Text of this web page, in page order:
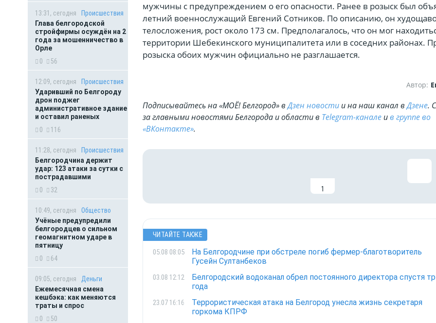
13:31, сегодня
Происшествия
Глава белгородской
стройфирмы осуждён на 2
года за мошенничество в
Орле
0
56
12:09, сегодня
Происшествия
Ударивший по Белгороду
дрон поджег
административное здание
и оставил раненых
0
116
11:28, сегодня
Происшествия
Белгородчина держит
удар: 123 атаки за сутки с
пострадавшими
0
32
10:49, сегодня
Общество
Учёные предупредили
белгородцев о сильном
геомагнитном ударе в
пятницу
0
64
09:05, сегодня
Деньги
Ежемесячная смена
кешбэка: как меняются
траты и спрос
0
50
мужчины с предупреждением о его опасности. Ранее в розыск был
летний военнослужащий Евгений Сотников. По описанию, он
телосложения, рост около 173 см. Предполагалось, что он мог
территории Шебекинского муниципалитета или в соседних районах.
розыска обоих мужчин официально не разглашается.
Автор:
Подписывайтесь на «МОЁ! Белгород» вДзен новости и на наш канал вДзене.
за главными новостями Белгорода и области в Telegram-канале ив группе во
«ВКонтакте».
1
ЧИТАЙТЕ ТАКЖЕ
05.08 08:05
На Белгородчине при обстреле погиб фермер-благотворитель
Гусейн Султанбеков
03.08 12:12
Белгородский водоканал обрел постоянного директора спустя
года
23.07 16:16
Террористическая атака на Белгород унесла жизнь секретаря
горкома КПРФ